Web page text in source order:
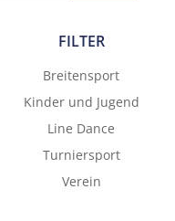
FILTER
Breitensport
Kinder und Jugend
Line Dance
Turniersport
Verein